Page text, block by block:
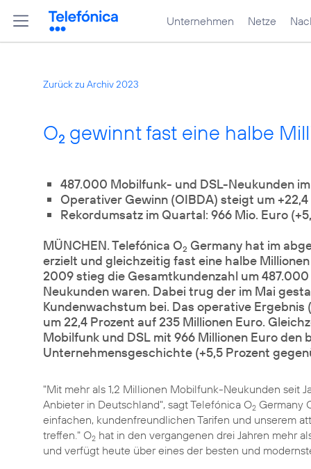
Unternehmen Netze
Zurück zu Archiv 2023
O2 gewinnt fast eine halbe
487.000 Mobilfunk- und DSL-Neukunden
Operativer Gewinn (OIBDA) steigt um
Rekordumsatz im Quartal: 966 Mio. Euro
MÜNCHEN. Telefónica O2 Germany hat im
erzielt und gleichzeitig fast eine halbe
2009 stieg die Gesamtkundenzahl um
Neukunden waren. Dabei trug der im Mai
Kundenwachstum bei. Das operative
um 22,4 Prozent auf 235 Millionen Euro.
Mobilfunk und DSL mit 966 Millionen Euro
Unternehmensgeschichte (+5,5 Prozent
"Mit mehr als 1,2 Millionen Mobilfunk-Neukunden seit
Anbieter in Deutschland", sagt Telefónica O2 Germany
einfachen, kundenfreundlichen Tarifen und unserem
treffen." O2 hat in den vergangenen drei Jahren mehr
und verfügt heute über eines der besten und